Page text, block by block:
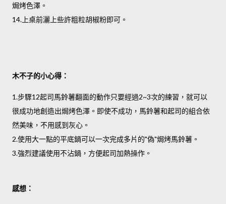
焗烤色澤。
14.上桌前灑上些許粗粒胡椒粉即可。
木不子的小心得：
1.步驟12起司馬鈴薯翻面的動作只要經過2~3次的練習，就可以
很成功地創造出焗烤色澤。即使不成功，馬鈴薯和起司的組合依
然美味，不用感到灰心。
2.使用大一點的平底鍋可以一次完成多片的"偽"焗烤馬鈴薯。
3.強烈建議使用不沾鍋，方便起司加熱操作。
感想：